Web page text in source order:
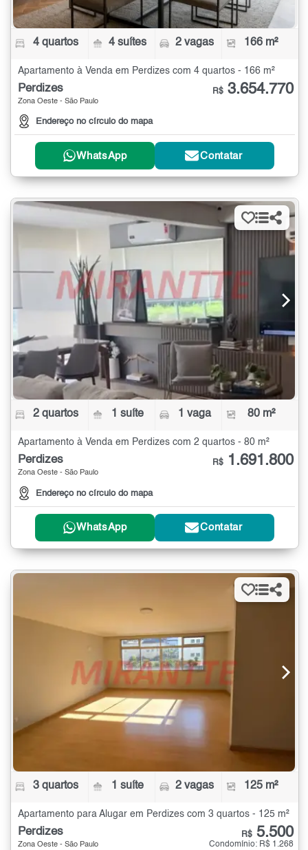
4 quartos 4 suítes 2 vagas 166 m²
Apartamento à Venda em Perdizes com 4 quartos - 166 m²
Perdizes
Zona Oeste - São Paulo
Endereço no círculo do mapa
R$ 3.654.770
WhatsApp Contatar
2 quartos 1 suíte 1 vaga 80 m²
Apartamento à Venda em Perdizes com 2 quartos - 80 m²
Perdizes
Zona Oeste - São Paulo
Endereço no círculo do mapa
R$ 1.691.800
WhatsApp Contatar
3 quartos 1 suíte 2 vagas 125 m²
Apartamento para Alugar em Perdizes com 3 quartos - 125 m²
Perdizes
Zona Oeste - São Paulo
R$ 5.500
Condomínio: R$ 1.268